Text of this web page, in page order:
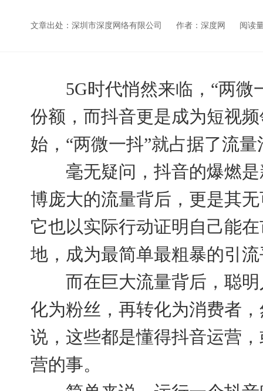
文章出处：深圳市深度网络有限公司 作者：深度网 阅读
5G时代悄然来临，“两微
份额，而抖音更是成为短视
始，“两微一抖”就占据了流
毫无疑问，抖音的爆燃是
博庞大的流量背后，更是其
它也以实际行动证明自己能
地，成为最简单最粗暴的引
而在巨大流量背后，聪明
化为粉丝，再转化为消费者
说，这些都是懂得抖音运营
营的事。